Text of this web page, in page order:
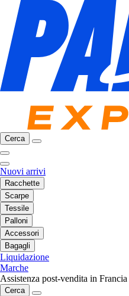
Cerca
Nuovi arrivi
Racchette
Scarpe
Tessile
Palloni
Accessori
Bagagli
Liquidazione
Marche
Assistenza post-vendita in Francia
Cerca